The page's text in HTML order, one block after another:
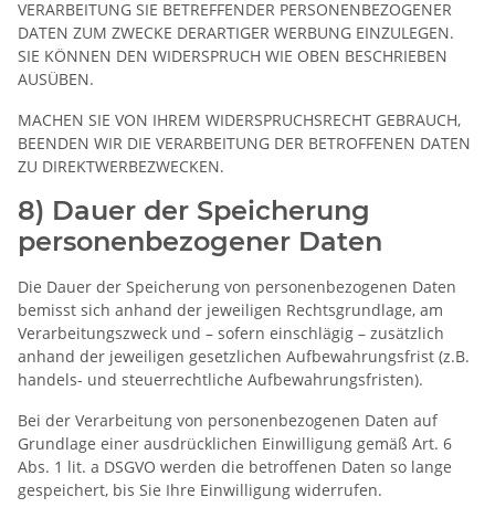
VERARBEITUNG SIE BETREFFENDER PERSONENBEZOGENER
DATEN ZUM ZWECKE DERARTIGER WERBUNG EINZULEGEN.
SIE KÖNNEN DEN WIDERSPRUCH WIE OBEN BESCHRIEBEN
AUSÜBEN.
MACHEN SIE VON IHREM WIDERSPRUCHSRECHT GEBRAUCH,
BEENDEN WIR DIE VERARBEITUNG DER BETROFFENEN DATEN
ZU DIREKTWERBEZWECKEN.
8) Dauer der Speicherung
personenbezogener Daten
Die Dauer der Speicherung von personenbezogenen Daten
bemisst sich anhand der jeweiligen Rechtsgrundlage, am
Verarbeitungszweck und – sofern einschlägig – zusätzlich
anhand der jeweiligen gesetzlichen Aufbewahrungsfrist (z.B.
handels- und steuerrechtliche Aufbewahrungsfristen).
Bei der Verarbeitung von personenbezogenen Daten auf
Grundlage einer ausdrücklichen Einwilligung gemäß Art. 6
Abs. 1 lit. a DSGVO werden die betroffenen Daten so lange
gespeichert, bis Sie Ihre Einwilligung widerrufen.